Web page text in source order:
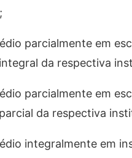
parcialmente em
da respectiva
parcialmente em
da respectiva
integralmente em